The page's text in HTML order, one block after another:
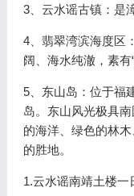
3、云水谣古镇：是
4、翡翠湾滨海度区
阔、海水纯澈，素有
5、东山岛：位于福
岛。东山风光极具
的海洋、绿色的林
的胜地。
1.云水谣南靖土楼一